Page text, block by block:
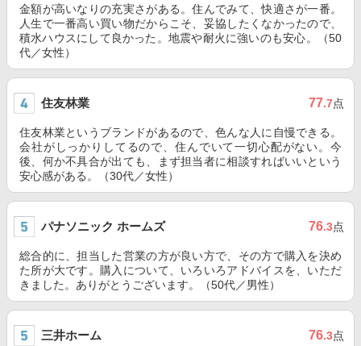
金額が高いなりの充実さがある。住んでみて、快適さが一番。
人生で一番高い買い物だからこそ、妥協したくなかったので、
積水ハウスにして良かった。地震や耐火に強いのも安心。（50
代／女性）
住友林業 77.7点
住友林業というブランドがあるので、色んな人に自慢できる。
会社がしっかりしてるので、住んでいて一切心配がない。今
後、何か不具合が出ても、まず担当者に相談すればいいという
安心感がある。（30代／女性）
パナソニック ホームズ 76.3点
総合的に、担当した営業の方が良い方で、その方で購入を決め
た所が大です。購入について、いろいろアドバイスを、いただ
きました。ありがとうございます。（50代／男性）
三井ホーム 76.3点